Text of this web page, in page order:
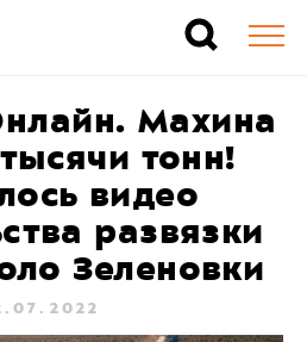
Махина
тонн!
видео
развязки
Зеленовки